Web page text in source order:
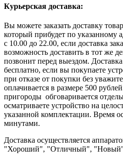
Курьерская доставка:
Вы можете заказать доставку
который прибудет по указанному
с 10.00 до 22.00, если доставка
возможность доставить в тот же
позвонит перед выездом.
бесплатно, если вы покупаете
при отказе от покупки без
оплачивается в размере 500
пригороды обговаривается
осматриваете устройство на
указанной комплектации. Время
минутами.
Доставка осуществляется
"Хороший", "Отличный",